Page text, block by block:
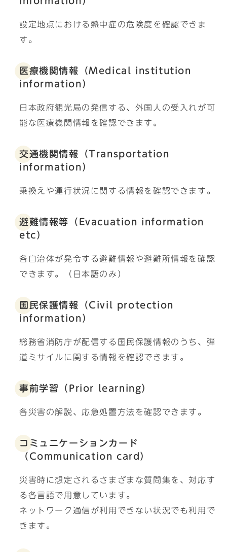
設定地点における熱中症の危険度を確認できま
す。
医療機関情報（Medical institution
information）
日本政府観光局の発信する、外国人の受入れが可
能な医療機関情報を確認できます。
交通機関情報（Transportation
information）
乗換えや運行状況に関する情報を確認できます。
避難情報等（Evacuation information
etc）
各自治体が発令する避難情報や避難所情報を確認
できます。（日本語のみ）
国民保護情報（Civil protection
information）
総務省消防庁が配信する国民保護情報のうち、弾
道ミサイルに関する情報を確認できます。
事前学習（Prior learning）
各災害の解説、応急処置方法を確認できます。
コミュニケーションカード
（Communication card）
災害時に想定されるさまざまな質問集を、対応す
る各言語で用意しています。
ネットワーク通信が利用できない状況でも利用で
きます。